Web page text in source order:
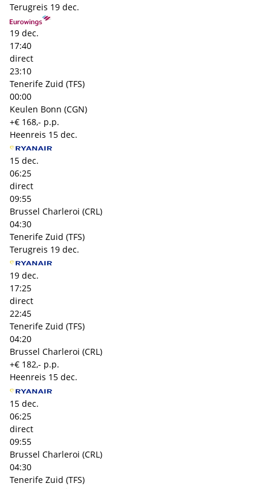
Terugreis 19 dec.
19 dec.
17:40
direct
23:10
Tenerife Zuid (TFS)
00:00
Keulen Bonn (CGN)
+€ 168,- p.p.
Heenreis 15 dec.
15 dec.
06:25
direct
09:55
Brussel Charleroi (CRL)
04:30
Tenerife Zuid (TFS)
Terugreis 19 dec.
19 dec.
17:25
direct
22:45
Tenerife Zuid (TFS)
04:20
Brussel Charleroi (CRL)
+€ 182,- p.p.
Heenreis 15 dec.
15 dec.
06:25
direct
09:55
Brussel Charleroi (CRL)
04:30
Tenerife Zuid (TFS)